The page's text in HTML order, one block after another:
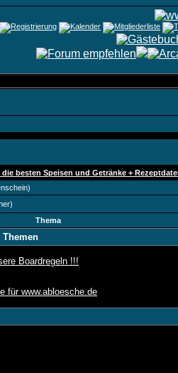
besten Speisen und Getränke +
)
Thema
Boardregeln !!!
für www.abloesche.de